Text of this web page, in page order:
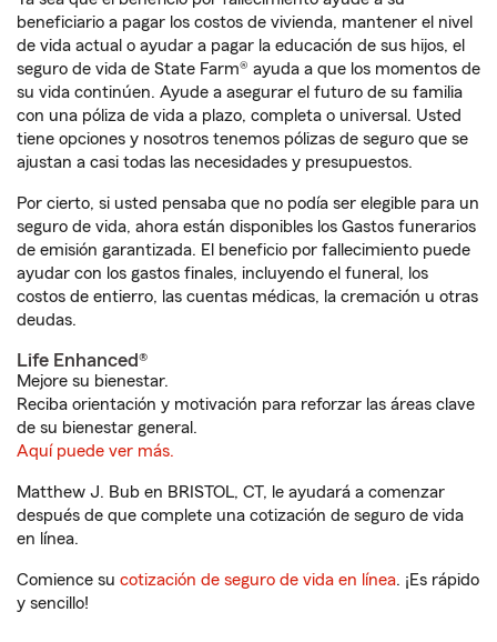
beneficiario a pagar los costos de vivienda, mantener el nivel
de vida actual o ayudar a pagar la educación de sus hijos, el
seguro de vida de State Farm® ayuda a que los momentos de
su vida continúen. Ayude a asegurar el futuro de su familia
con una póliza de vida a plazo, completa o universal. Usted
tiene opciones y nosotros tenemos pólizas de seguro que se
ajustan a casi todas las necesidades y presupuestos.
Por cierto, si usted pensaba que no podía ser elegible para un
seguro de vida, ahora están disponibles los Gastos funerarios
de emisión garantizada. El beneficio por fallecimiento puede
ayudar con los gastos finales, incluyendo el funeral, los
costos de entierro, las cuentas médicas, la cremación u otras
deudas.
Life Enhanced®
Mejore su bienestar.
Reciba orientación y motivación para reforzar las áreas clave
de su bienestar general.
Aquí puede ver más.
Matthew J. Bub en BRISTOL, CT, le ayudará a comenzar
después de que complete una cotización de seguro de vida
en línea.
Comience su cotización de seguro de vida en línea. ¡Es rápido
y sencillo!